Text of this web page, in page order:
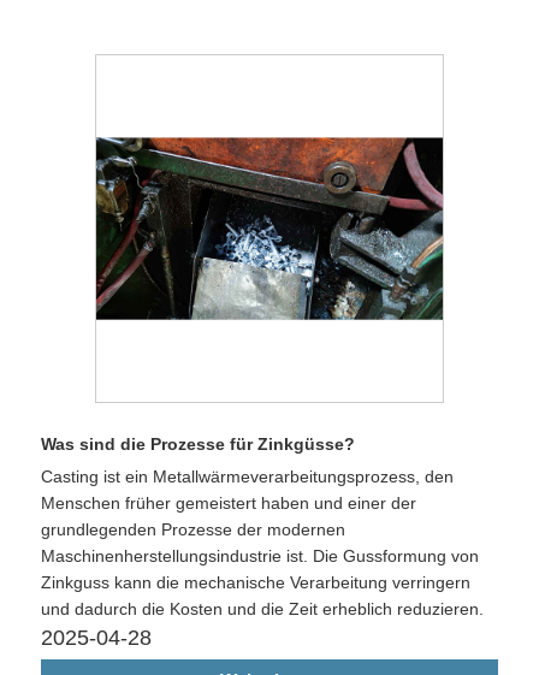
Was sind die Prozesse für Zinkgüsse?
Casting ist ein Metallwärmeverarbeitungsprozess, den
Menschen früher gemeistert haben und einer der
grundlegenden Prozesse der modernen
Maschinenherstellungsindustrie ist. Die Gussformung von
Zinkguss kann die mechanische Verarbeitung verringern
und dadurch die Kosten und die Zeit erheblich reduzieren.
2025-04-28